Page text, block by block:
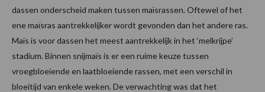
dassen onderscheid maken tussen maïsrassen. Oftewel of het
ene maïsras aantrekkelijker wordt gevonden dan het andere ras.
Maïs is voor dassen het meest aantrekkelijk in het ‘melkrijpe’
stadium. Binnen snijmaïs is er een ruime keuze tussen
vroegbloeiende en laatbloeiende rassen, met een verschil in
bloeitijd van enkele weken. De verwachting was dat het